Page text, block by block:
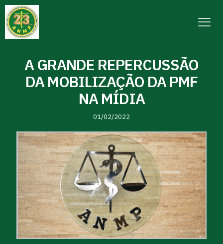
A GRANDE REPERCUSSÃO
DA MOBILIZAÇÃO DA PMF
NA MÍDIA
01/02/2022